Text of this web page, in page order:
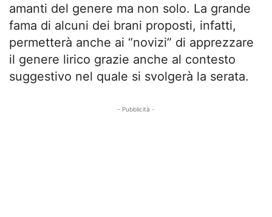
amanti del genere ma non solo. La grande
fama di alcuni dei brani proposti, infatti,
permetterà anche ai “novizi” di apprezzare
il genere lirico grazie anche al contesto
suggestivo nel quale si svolgerà la serata.
- Pubblicità -